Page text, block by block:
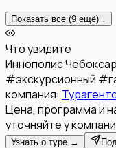
Показать все (9 ещё) ↓
Что увидите
Иннополис
#экскурсионный #
компания:
Цена, программа и
уточняйте у
Узнать о туре →